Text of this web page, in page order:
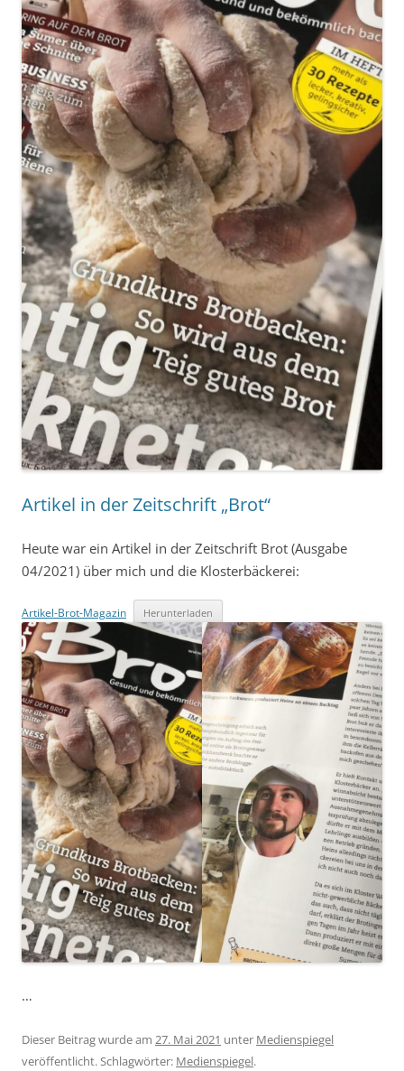
Artikel in der Zeitschrift „Brot“
Heute war ein Artikel in der Zeitschrift Brot (Ausgabe
04/2021) über mich und die Klosterbäckerei:
Artikel-Brot-Magazin Herunterladen
…
Dieser Beitrag wurde am 27. Mai 2021 unter Medienspiegel
veröffentlicht. Schlagwörter: Medienspiegel.